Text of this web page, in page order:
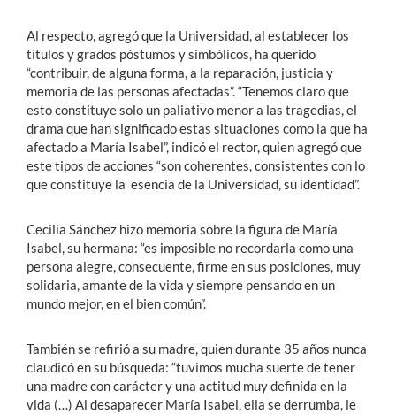
Al respecto, agregó que la Universidad, al establecer los
títulos y grados póstumos y simbólicos, ha querido
“contribuir, de alguna forma, a la reparación, justicia y
memoria de las personas afectadas”. “Tenemos claro que
esto constituye solo un paliativo menor a las tragedias, el
drama que han significado estas situaciones como la que ha
afectado a María Isabel”, indicó el rector, quien agregó que
este tipos de acciones “son coherentes, consistentes con lo
que constituye la esencia de la Universidad, su identidad”.
Cecilia Sánchez hizo memoria sobre la figura de María
Isabel, su hermana: “es imposible no recordarla como una
persona alegre, consecuente, firme en sus posiciones, muy
solidaria, amante de la vida y siempre pensando en un
mundo mejor, en el bien común”.
También se refirió a su madre, quien durante 35 años nunca
claudicó en su búsqueda: “tuvimos mucha suerte de tener
una madre con carácter y una actitud muy definida en la
vida (…) Al desaparecer María Isabel, ella se derrumba, le